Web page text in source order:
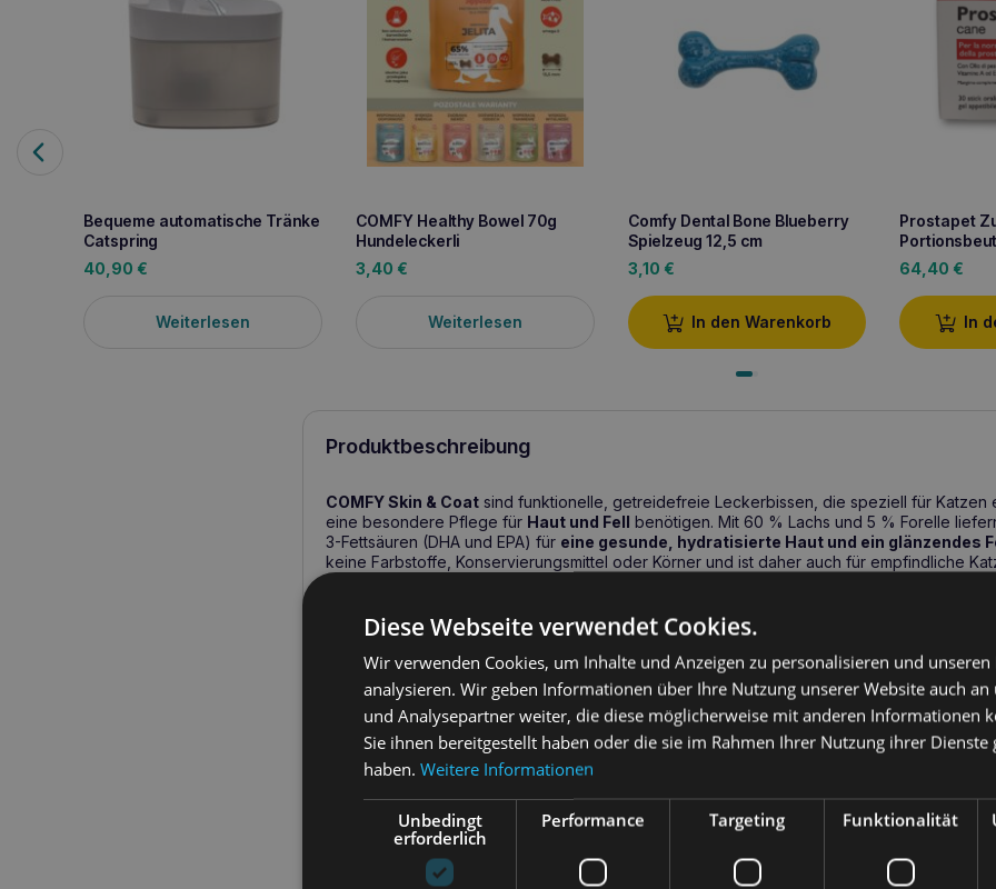
Bequeme automatische Tränke
Catspring
40,90 €
Weiterlesen
COMFY Healthy Bowel 70g
Hundeleckerli
3,40 €
Weiterlesen
Comfy Dental Bone Blueberry
Spielzeug 12,5 cm
3,10 €
In den Warenkorb
Prostapet
64,40 €
In
Produktbeschreibung
COMFY Skin & Coat sind funktionelle, getreidefreie Leckerbissen, die speziell für Katzen
eine besondere Pflege für Haut und Fell benötigen. Mit 60 % Lachs und 5 % Forelle
3-Fettsäuren (DHA und EPA) für eine gesunde, hydratisierte Haut und ein glänzendes
keine Farbstoffe, Konservierungsmittel oder Körner und ist daher auch für empfindliche
COMFY Haut und Fell – natürliche Pflege für jede Katze
COMFY Haut und Fellenthält außerdem Alfalfa und Meeresalgen, die reich an Vitaminen,
Aminosäuren sind. Alfalfa unterstützt die Fellstruktur und Meeresalgen liefern Zink und
für gesunde Haut und schönes Fell. Die knusprige Form der würfelförmigen Pellets ist ideal
täglicher Snack.
Wichtige gesundheitliche Vorteile
Omega-3-Fettsäuren (DHA und EPA)
fördern eine gesunde Haut und reduzieren
Zink und Biotinverbessern die Elastizität der Haut und verleihen dem Fell Glanz.
Luzerne und Meeresalgen
stärken die Fellstruktur und unterstützen eine gesunde Haut.
Diese Webseite verwendet Cookies.
Wir verwenden Cookies, um Inhalte und Anzeigen zu personalisieren und
analysieren. Wir geben Informationen über Ihre Nutzung unserer Website auch an
und Analysepartner weiter, die diese möglicherweise mit anderen Informationen
Sie ihnen bereitgestellt haben oder die sie im Rahmen Ihrer Nutzung ihrer Dienste
haben. Weitere Informationen
Unbedingt
erforderlich
Performance Targeting Funktionalität